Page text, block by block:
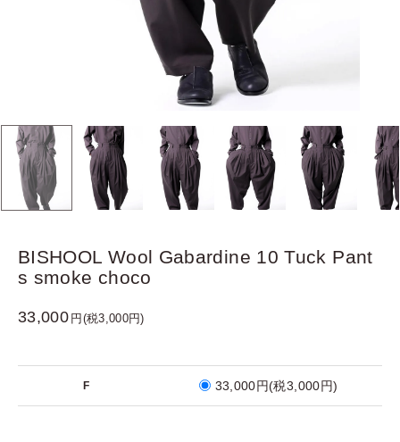
BISHOOL Wool Gabardine 10 Tuck Pant
s smoke choco
33,000 円(税3,000円)
F 33,000円(税3,000円)